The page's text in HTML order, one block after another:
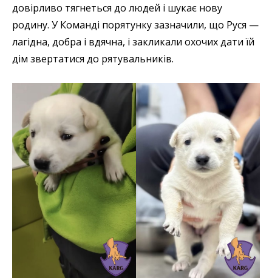
довірливо тягнеться до людей і шукає нову
родину. У Команді порятунку зазначили, що Руся —
лагідна, добра і вдячна, і закликали охочих дати їй
дім звертатися до рятувальників.